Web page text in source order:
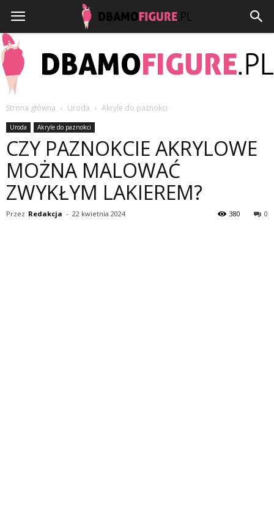
Strona główna Uroda Akryle do paznokci
Uroda Akryle do paznokci
CZY PAZNOKCIE AKRYLOWE
MOŻNA MALOWAĆ
ZWYKŁYM LAKIEREM?
Przez Redakcja - 22 kwietnia 2024 0
380